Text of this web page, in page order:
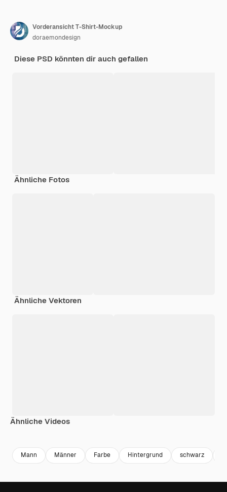
Vorderansicht T-Shirt-Mockup
doraemondesign
Diese PSD könnten dir auch gefallen
Ähnliche Fotos
Ähnliche Vektoren
Ähnliche Videos
Mann Männer Farbe Hintergrund schwarz